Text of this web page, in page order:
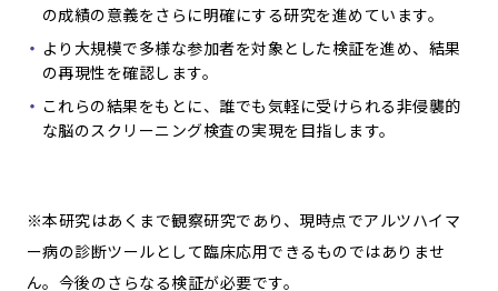
の成績の意義をさらに明確にする研究を進めています。
より大規模で多様な参加者を対象とした検証を進め、結果
の再現性を確認します。
これらの結果をもとに、誰でも気軽に受けられる非侵襲的
な脳のスクリーニング検査の実現を目指します。
※本研究はあくまで観察研究であり、現時点でアルツハイマ
ー病の診断ツールとして臨床応用できるものではありませ
ん。今後のさらなる検証が必要です。